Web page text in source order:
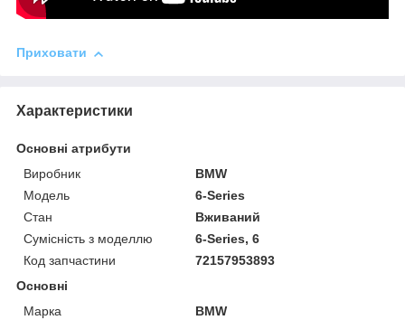
Приховати
Характеристики
Основні атрибути
Виробник
BMW
Модель
6-Series
Стан
Вживаний
Сумісність з моделлю
6-Series, 6
Код запчастини
72157953893
Основні
Марка
BMW